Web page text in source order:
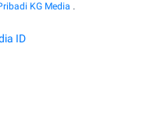
KG Media .
ID